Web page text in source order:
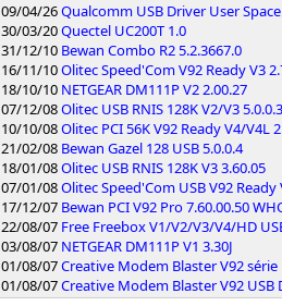
09/04/26Qualcomm USB Driver User
30/03/20Quectel UC200T 1.0
31/12/10 Bewan Combo R2 5.2.3667.0
16/11/10Olitec Speed'Com V92 Ready V3
18/10/10 NETGEAR DM111P V2 2.00.27
07/12/08Olitec USB RNIS 128K V2/V3 5.0.0.3
10/10/08Olitec PCI 56K V92 Ready V4/V4L
21/02/08 Bewan Gazel 128 USB 5.0.0.4
18/01/08Olitec USB RNIS 128K V3 3.60.05
07/01/08Olitec Speed'Com USB V92 Ready
17/12/07 Bewan PCI V92 Pro 7.60.00.50
22/08/07 Free Freebox V1/V2/V3/V4/HD
03/08/07 NETGEAR DM111P V1 3.30J
01/08/07Creative Modem Blaster V92 série
01/08/07Creative Modem Blaster V92 USB